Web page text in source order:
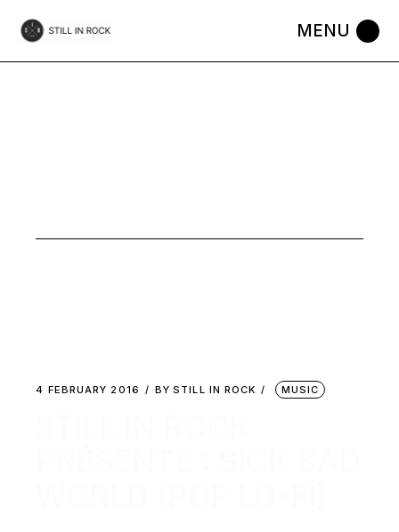
the
4 FEBRUARY 2016 BY STILL IN ROCK MUSIC